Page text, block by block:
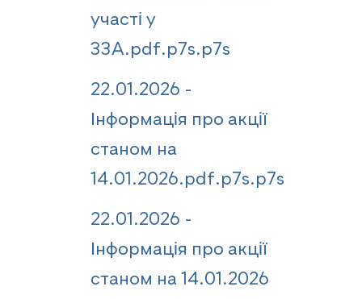
участі у
ЗЗА.pdf.p7s.p7s
22.01.2026 -
Інформація про акції
станом на
14.01.2026.pdf.p7s.p7s
22.01.2026 -
Інформація про акції
станом на 14.01.2026